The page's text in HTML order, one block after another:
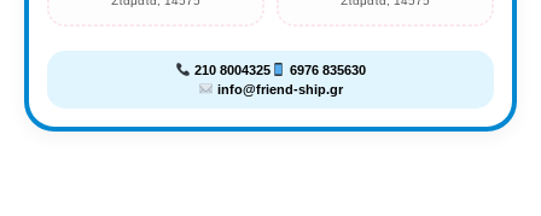
210 8004325
6976 835630
info@friend-ship.gr